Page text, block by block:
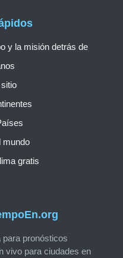
para pronósticos
vivo para ciudades en
y la misión detrás de
mundo
gratis